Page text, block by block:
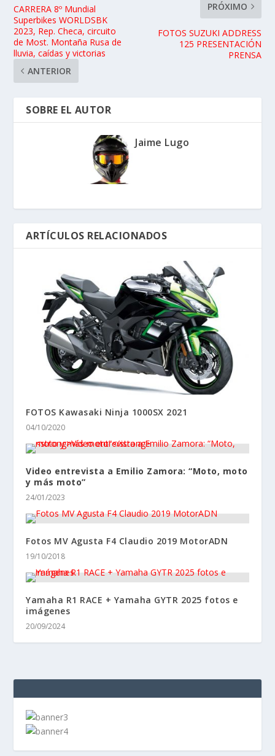
CARRERA 8º Mundial
Superbikes WORLDSBK
2023, Rep. Checa, circuito
de Most. Montaña Rusa de
lluvia, caídas y victorias
ANTERIOR
PRÓXIMO
FOTOS SUZUKI ADDRESS
125 PRESENTACIÓN
PRENSA
SOBRE EL AUTOR
Jaime Lugo
ARTÍCULOS RELACIONADOS
FOTOS Kawasaki Ninja 1000SX 2021
04/10/2020
Video entrevista a Emilio Zamora: “Moto, moto
y más moto”
24/01/2023
Fotos MV Agusta F4 Claudio 2019 MotorADN
19/10/2018
Yamaha R1 RACE + Yamaha GYTR 2025 fotos e
imágenes
20/09/2024